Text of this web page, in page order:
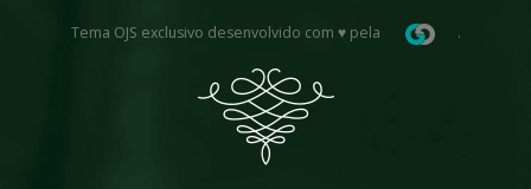
Tema OJS exclusivo desenvolvido com ♥ pela .